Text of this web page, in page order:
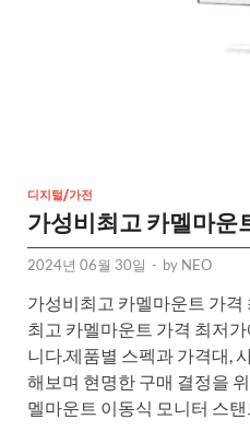
디지털/가전
가성비최고 카멜마운
2024년 06월 30일 - by NEO
가성비최고 카멜마운트 가격
최고 카멜마운트 가격 최저
니다.제품별 스펙과 가격대,
해보며 현명한 구매 결정을
멜마운트 이동식 모니터 스